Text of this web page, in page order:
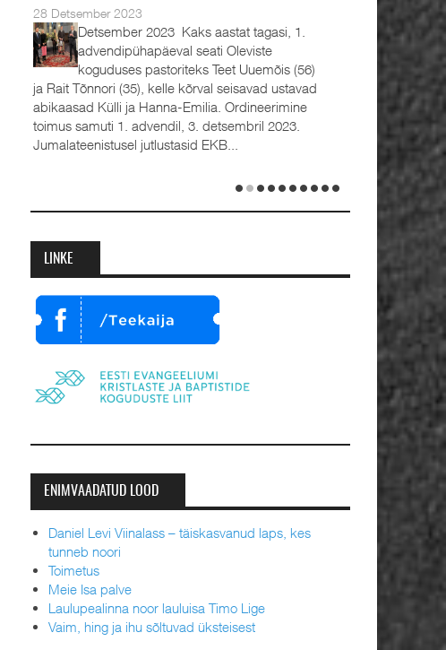
28 Detsember 2023
Detsember 2023 Kaks aastat tagasi, 1.
advendipühapäeval seati Oleviste
koguduses pastoriteks Teet Uuemõis (56)
ja Rait Tõnnori (35), kelle kõrval seisavad ustavad
abikaasad Külli ja Hanna-Emilia. Ordineerimine
toimus samuti 1. advendil, 3. detsembril 2023.
Jumalateenistusel jutlustasid EKB...
LINKE
ENIMVAADATUD LOOD
Daniel Levi Viinalass – täiskasvanud laps, kes
tunneb noori
Toimetus
Meie Isa palve
Laulupealinna noor lauluisa Timo Lige
Vaim, hing ja ihu sõltuvad üksteisest